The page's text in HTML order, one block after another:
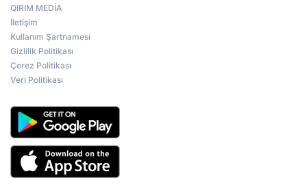
QIRIM MEDİA
İletişim
Kullanım Şartnamesi
Gizlilik Politikası
Çerez Politikası
Veri Politikası